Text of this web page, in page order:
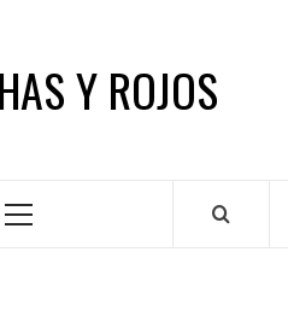
Y ROJOS
Primary